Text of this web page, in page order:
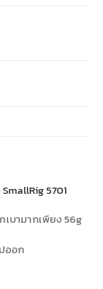
5701
บามากเพียง 56g
ออก